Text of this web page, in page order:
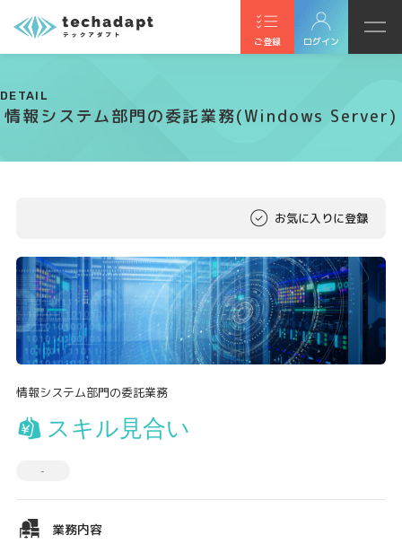
ご登録 ログイン
DETAIL
情報システム部門の委託業務(Windows Server)
お気に入りに登録
情報システム部門の委託業務
スキル見合い
-
業務内容